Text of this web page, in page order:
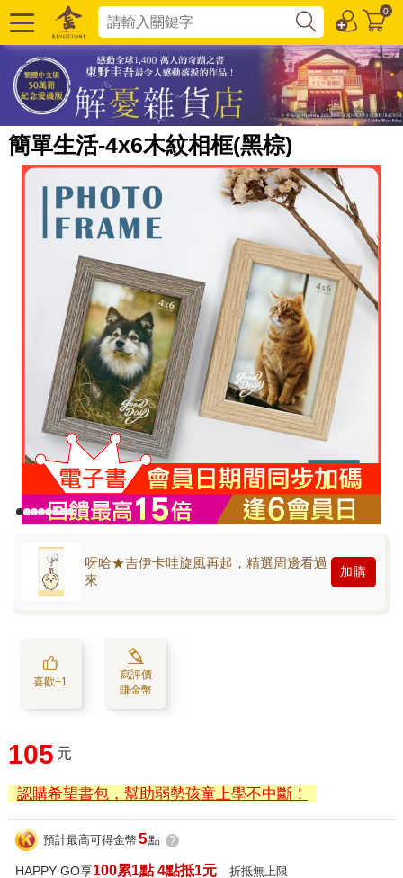
0
簡單生活-4x6木紋相框(黑棕)
呀哈★吉伊卡哇旋風再起，精選周邊看過
來
加購
喜歡+1
寫評價
賺金幣
105 元
認購希望書包，幫助弱勢孩童上學不中斷！
預計最高可得金幣 5點 ?
HAPPY GO享100累1點 4點抵1元 折抵無上限